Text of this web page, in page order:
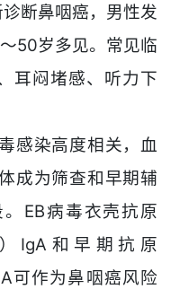
断鼻咽癌，男性发
50岁多见。常见临
耳闷堵感、听力下
染高度相关，血
成为筛查和早期辅
EB病毒衣壳抗原
IgA和早期抗原
可作为鼻咽癌风险